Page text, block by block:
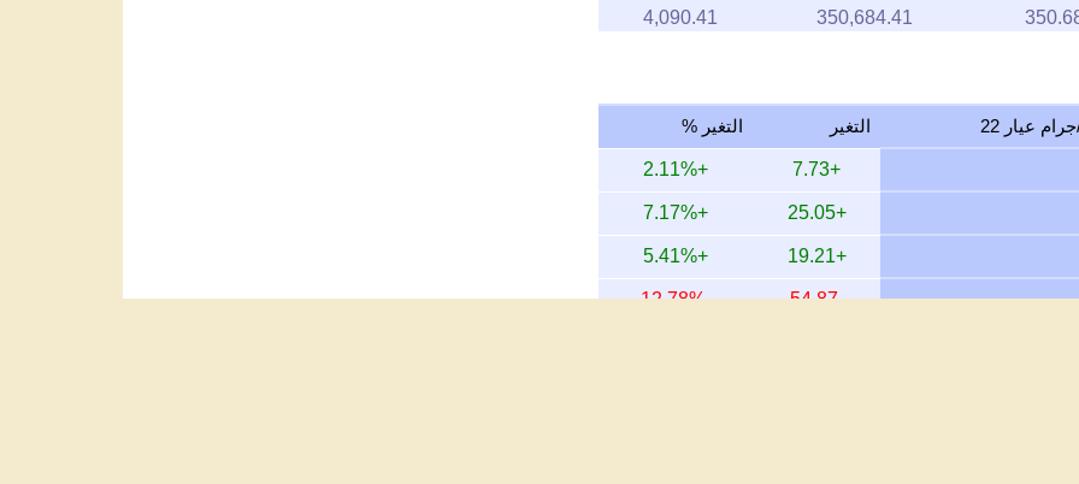
350,684.41
4,090.41
352,856.27
4,115.74
352,543.04
4,112.09
356,157.44
353,509.76
353,290.86
التغير التغير %
+7.73
+2.11%
+25.05
+7.17%
+19.21
+5.41%
-54.87
-12.78%